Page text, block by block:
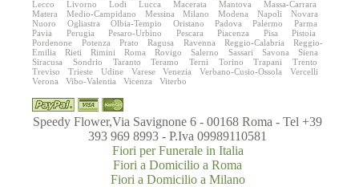
Lecco
Livorno Lodi Lucca Macerata Mantova
Massa-Carrara
Matera
Medio-Campidano Messina Milano Modena Napoli
Novara
Nuoro
Ogliastra Olbia-Tempio Oristano Padova Palermo
Parma
Pavia
Perugia Pesaro-Urbino Pescara Piacenza Pisa
Pistoia
Pordenone
Potenza Prato Ragusa Ravenna Reggio-Calabria
Reggio-
Emilia
Rieti Rimini Roma Rovigo Salerno Sassari Savona
Siena
Siracusa
Sondrio Taranto Teramo Terni Torino Trapani
Trento
Treviso
Trieste Udine Varese Venezia Verbano-Cusio-Ossola
Vercelli
Verona
Vibo-Valentia Vicenza Viterbo
Speedy Flower,Via Savignone 6 - 00168 Roma - Tel +39
393 969 8993 - P.Iva 09989110581
Fiori per Funerale in Italia
Fiori a Domicilio a Roma
Fiori a Domicilio a Milano